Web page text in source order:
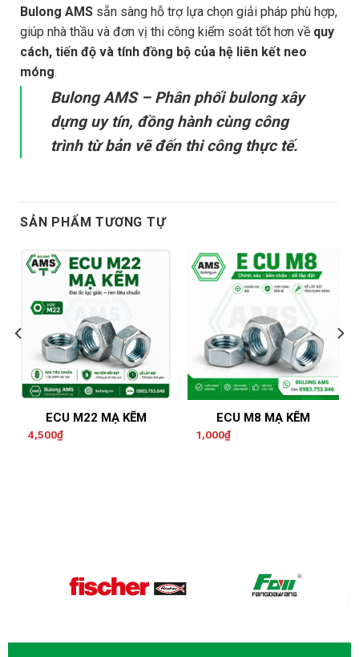
Bulong AMS sẵn sàng hỗ trợ lựa chọn giải pháp phù hợp,
giúp nhà thầu và đơn vị thi công kiểm soát tốt hơn về quy
cách, tiến độ và tính đồng bộ của hệ liên kết neo
móng.
Bulong AMS – Phân phối bulong xây
dựng uy tín, đồng hành cùng công
trình từ bản vẽ đến thi công thực tế.
SẢN PHẨM TƯƠNG TỰ
ECU M22 MẠ KẼM
4,500₫
ECU M8 MẠ KẼM
1,000₫